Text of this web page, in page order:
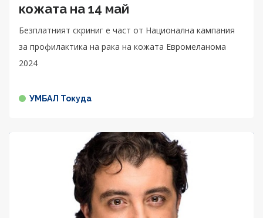
кожата на 14 май
Безплатният скриниг е част от Национална кампания
за профилактика на рака на кожата Евромеланома
2024
УМБАЛ Токуда